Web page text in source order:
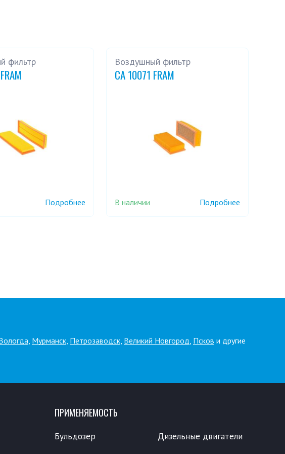
фильтр
Подробнее
Воздушный фильтр
CA 10071 FRAM
В наличии Подробнее
, Мурманск, Петрозаводск, Великий Новгород, Псков и другие
ПРИМЕНЯЕМОСТЬ
Бульдозер
Дизельные двигатели